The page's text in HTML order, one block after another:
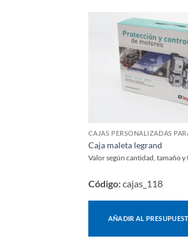
Caja maleta legrand
Valor según cantidad, tamaño
Código:cajas_118
AÑADIR AL